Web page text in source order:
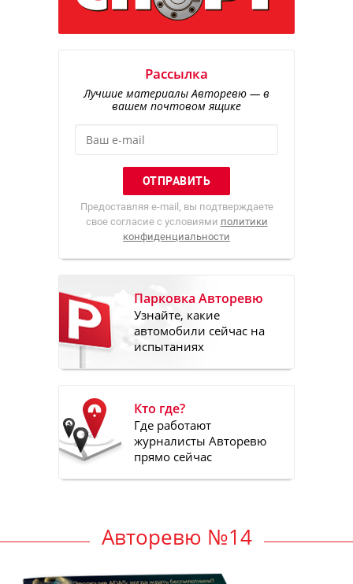
Рассылка
Лучшие материалы Авторевю — в
вашем почтовом ящике
Предоставляя e-mail, вы подтверждаете
свое согласие с условиями политики
конфиденциальности
Парковка Авторевю
Узнайте, какие
автомобили сейчас на
испытаниях
Кто где?
Где работают
журналисты Авторевю
прямо сейчас
Авторевю №14